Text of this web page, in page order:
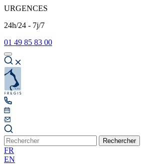
URGENCES
24h/24 - 7j/7
01 49 85 83 00
Rechercher
FR
EN